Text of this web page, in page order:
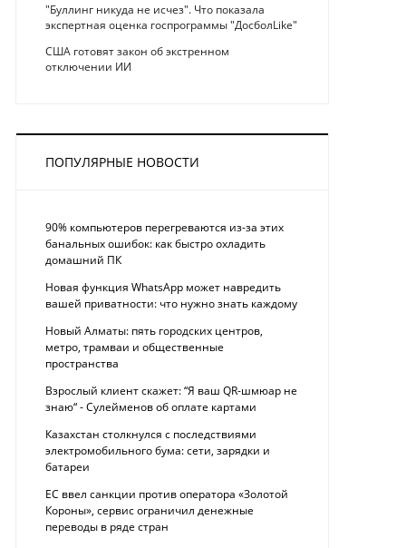
"Буллинг никуда не исчез". Что показала
экспертная оценка госпрограммы "ДосболLike"
США готовят закон об экстренном
отключении ИИ
ПОПУЛЯРНЫЕ НОВОСТИ
90% компьютеров перегреваются из-за этих
банальных ошибок: как быстро охладить
домашний ПК
Новая функция WhatsApp может навредить
вашей приватности: что нужно знать каждому
Новый Алматы: пять городских центров,
метро, трамваи и общественные
пространства
Взрослый клиент скажет: “Я ваш QR-шмюар не
знаю“ - Сулейменов об оплате картами
Казахстан столкнулся с последствиями
электромобильного бума: сети, зарядки и
батареи
ЕС ввел санкции против оператора «Золотой
Короны», сервис ограничил денежные
переводы в ряде стран